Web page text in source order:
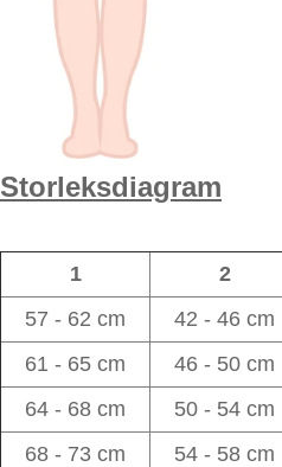
Storleksdiagram
1 2
57 - 62 cm
42 - 46 cm
61 - 65 cm
46 - 50 cm
64 - 68 cm
50 - 54 cm
68 - 73 cm
54 - 58 cm